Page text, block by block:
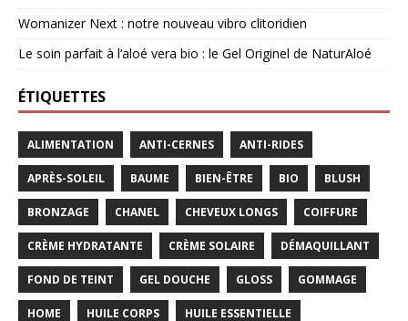
Womanizer Next : notre nouveau vibro clitoridien
Le soin parfait à l’aloé vera bio : le Gel Originel de NaturAloé
ÉTIQUETTES
ALIMENTATION ANTI-CERNES ANTI-RIDES
APRÈS-SOLEIL BAUME BIEN-ÊTRE BIO BLUSH
BRONZAGE CHANEL CHEVEUX LONGS COIFFURE
CRÈME HYDRATANTE CRÈME SOLAIRE DÉMAQUILLANT
FOND DE TEINT GEL DOUCHE GLOSS GOMMAGE
HOME HUILE CORPS HUILE ESSENTIELLE